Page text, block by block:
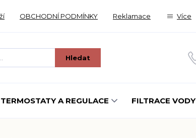
OBCHODNÍ PODMÍNKY Reklamace Více
Hledat
TERMOSTATY A REGULACE FILTRACE VODY